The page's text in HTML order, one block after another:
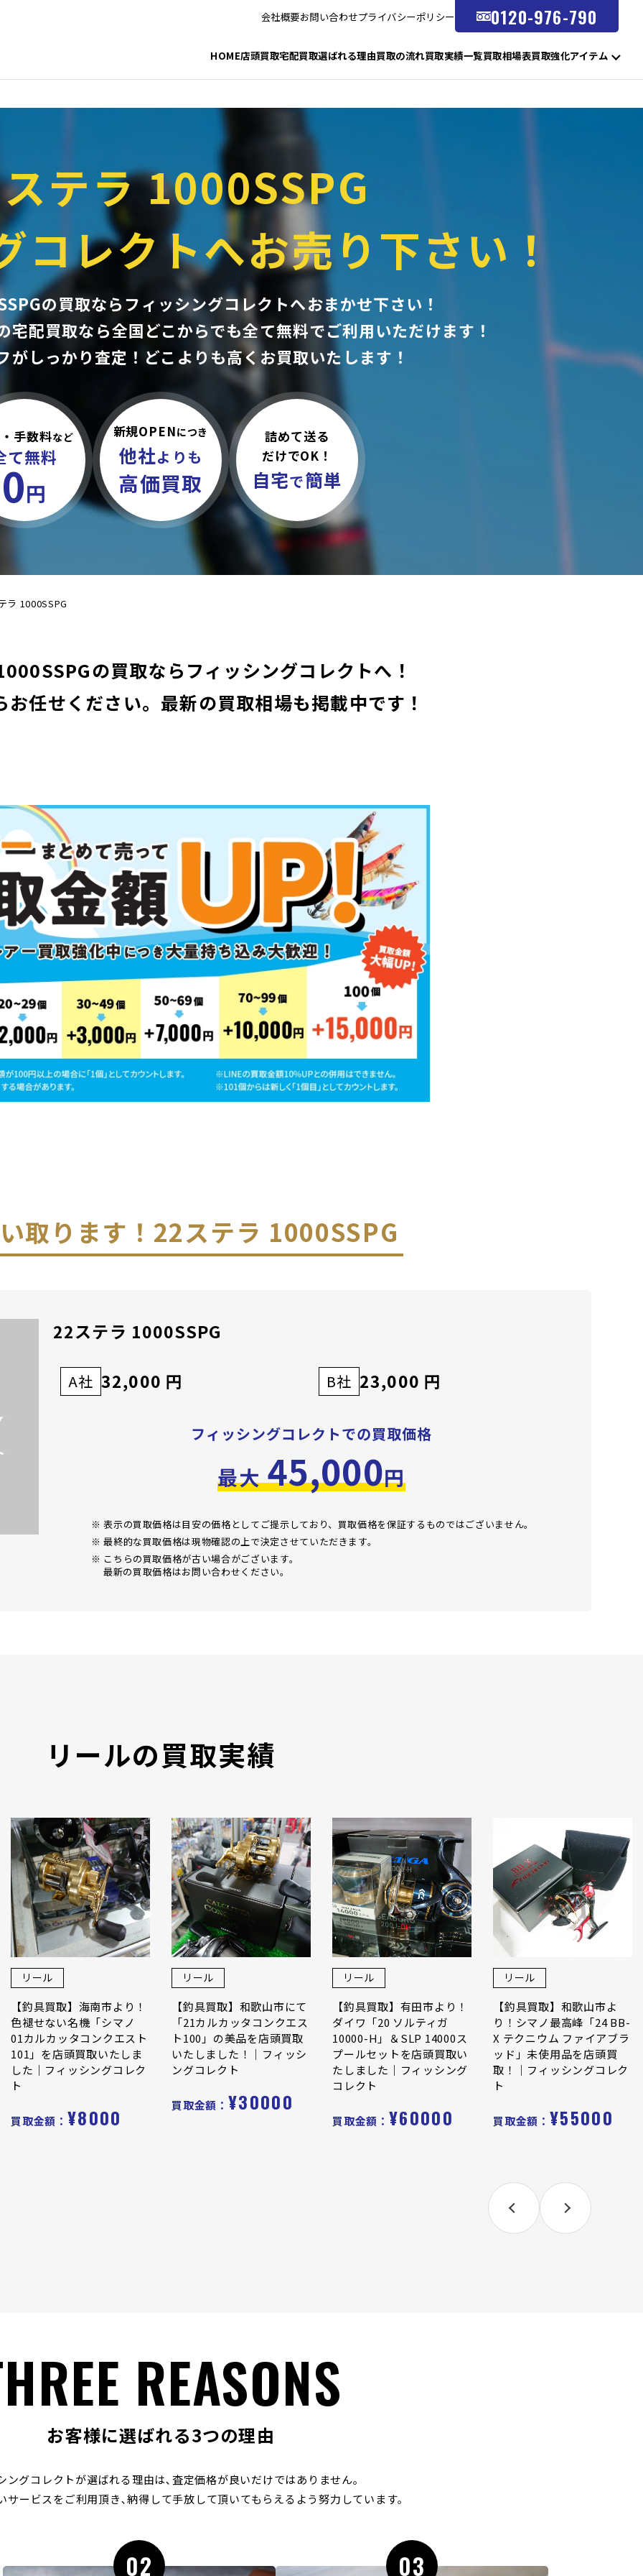
会社概要お問い合わせプライバシーポリシー 0120-976-790
HOME店頭買取宅配買取選ばれる理由買取の流れ買取実績一覧買取相場表買取強化アイテム
テラ 1000SSPG
コレクトへお売り下さい！
の買取ならフィッシングコレクトへおまかせ下さい！
宅配買取なら全国どこからでも全て無料でご利用いただけます！
がしっかり査定！ どこよりも高くお買取いたします！
手数料など
て無料
0円
新規OPENにつき
他社よりも
高価買取
詰めて送る
だけでOK！
自宅で簡単
ラ 1000SSPG
の買取ならフィッシングコレクトへ！
任せください。 最新の買取相場も掲載中です！
取ります！ 22ステラ 1000SSPG
22ステラ 1000SSPG
A社 32,000 円 B社 23,000 円
フィッシングコレクトでの買取価格
最大 45,000円
※ 表示の買取価格は目安の価格としてご提示しており、買取価格を保証するものではございません。
※ 最終的な買取価格は現物確認の上で決定させていただきます。
※ こちらの買取価格が古い場合がございます。
最新の買取価格はお問い合わせください。
リールの買取実績
リール
【釣具買取】海南市より！
色褪せない名機「シマノ
01カルカッタコンクエスト
101」を店頭買取いたしま
した｜フィッシングコレク
ト
買取金額： ¥8000
リール
【釣具買取】和歌山市にて
「21カルカッタコンクエス
ト100」の美品を店頭買取
いたしました！｜フィッシ
ングコレクト
買取金額： ¥30000
リール
【釣具買取】有田市より！
ダイワ「20 ソルティガ
10000-H」＆SLP 14000ス
プールセットを店頭買取い
たしました｜フィッシング
コレクト
買取金額： ¥60000
リール
【釣具買取】和歌山市よ
り！シマノ最高峰「24 BB-
X テクニウム ファイアブラ
ッド」未使用品を店頭買
取！｜フィッシングコレク
ト
買取金額： ¥55000
REASONS
お客様に選ばれる3つの理由
ングコレクトが選ばれる理由は､ 査定価格が良いだけではありません｡
サービスをご利用頂き､納得して手放して頂いてもらえるよう努力しています｡
02 03